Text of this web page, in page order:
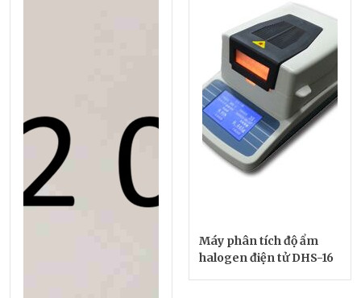
Máy phân tích độ ẩm
halogen điện tử DHS-16